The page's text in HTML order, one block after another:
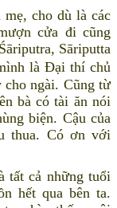
cho dù là các
cửa đi cũng
Sāriputta
là Đại thí chủ
cho ngài. Cũng từ
bà có tài ăn nói
biện. Cậu của
thua. Có ơn với
cả những tuổi
hết qua bên ta.